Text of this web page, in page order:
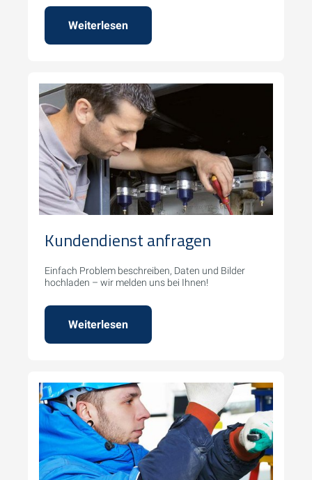
Weiterlesen
Kundendienst anfragen
Einfach Problem beschreiben, Daten und Bilder
hochladen – wir melden uns bei Ihnen!
Weiterlesen